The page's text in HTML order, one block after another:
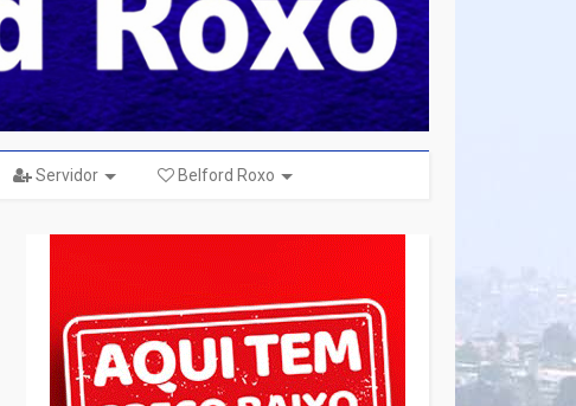
Servidor Belford Roxo